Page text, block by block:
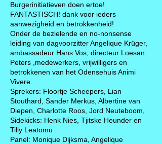
Burgerinitiatieven doen ertoe!
FANTASTISCH! dank voor ieders
aanwezigheid en betrokkenheid!
Onder de bezielende en no-nonsense
leiding van dagvoorzitterAngelique Krüger,
ambassadeur Hans Vos, directeur Loesan
Peters ,medewerkers, vrijwilligers en
betrokkenen van het Odensehuis Animi
Vivere.
Sprekers: Floortje Scheepers, Lian
Stouthard, Sander Merkus, Albertine van
Diepen, Charlotte Roos, Jord Neuteboom,
Sidekicks: Henk Nies, Tjitske Heunder en
Tilly Leatomu
Panel: Monique Dijksma, Angelique